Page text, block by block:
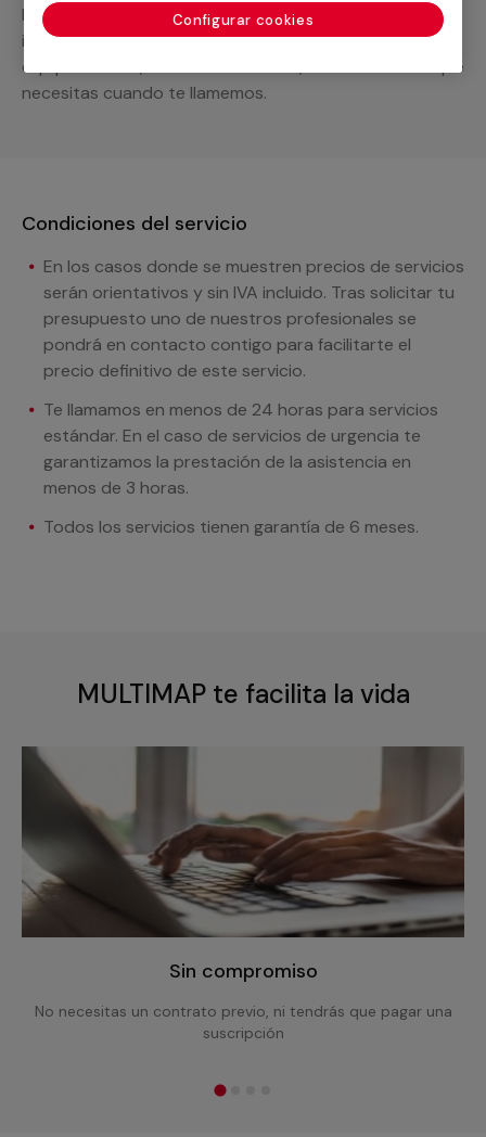
Podemos ofrecer cualquier servicio a medida
incluyendo todo lo que necesites: materiales,
equipamientos, electrodomésticos, etc. Cuéntanos que
necesitas cuando te llamemos.
Condiciones del servicio
En los casos donde se muestren precios de servicios
serán orientativos y sin IVA incluido. Tras solicitar tu
presupuesto uno de nuestros profesionales se
pondrá en contacto contigo para facilitarte el
precio definitivo de este servicio.
Te llamamos en menos de 24 horas para servicios
estándar. En el caso de servicios de urgencia te
garantizamos la prestación de la asistencia en
menos de 3 horas.
Todos los servicios tienen garantía de 6 meses.
MULTIMAP te facilita la vida
Sin compromiso
No necesitas un contrato previo, ni tendrás que pagar una
suscripción
Configurar cookies